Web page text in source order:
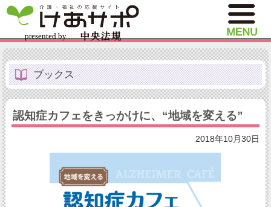
ブックス
認知症カフェをきっかけに、“地域を変える”
2018年10月30日